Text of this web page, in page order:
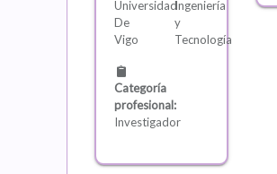
Universidad
De
Vigo
Ingeniería
y
Tecnología
Categoría
profesional:
Investigador